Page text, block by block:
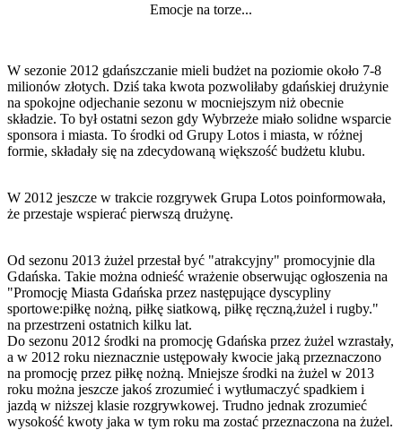
Emocje na torze...
W sezonie 2012 gdańszczanie mieli budżet na poziomie około 7-8
milionów złotych. Dziś taka kwota pozwoliłaby gdańskiej drużynie
na spokojne odjechanie sezonu w mocniejszym niż obecnie
składzie. To był ostatni sezon gdy Wybrzeże miało solidne wsparcie
sponsora i miasta. To środki od Grupy Lotos i miasta, w różnej
formie, składały się na zdecydowaną większość budżetu klubu.
W 2012 jeszcze w trakcie rozgrywek Grupa Lotos poinformowała,
że przestaje wspierać pierwszą drużynę.
Od sezonu 2013 żużel przestał być "atrakcyjny" promocyjnie dla
Gdańska. Takie można odnieść wrażenie obserwując ogłoszenia na
"Promocję Miasta Gdańska przez następujące dyscypliny
sportowe:piłkę nożną, piłkę siatkową, piłkę ręczną,żużel i rugby."
na przestrzeni ostatnich kilku lat.
Do sezonu 2012 środki na promocję Gdańska przez żużel wzrastały,
a w 2012 roku nieznacznie ustępowały kwocie jaką przeznaczono
na promocję przez piłkę nożną. Mniejsze środki na żużel w 2013
roku można jeszcze jakoś zrozumieć i wytłumaczyć spadkiem i
jazdą w niższej klasie rozgrywkowej. Trudno jednak zrozumieć
wysokość kwoty jaka w tym roku ma zostać przeznaczona na żużel.